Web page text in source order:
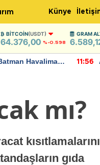
Künye
BITCOIN(USDT)
64.376,00 %-0.598
GRAM
Havalimanı
11:56
mı?
kısıtlamalarını
gıda